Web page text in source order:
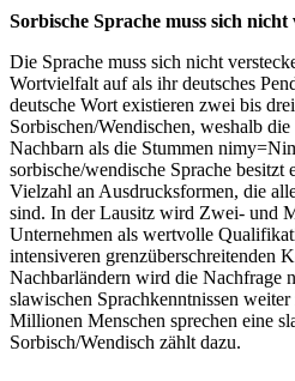
Sorbische Sprache muss sich nicht
Die Sprache muss sich nicht
Wortvielfalt auf als ihr deutsches
deutsche Wort existieren zwei bis
Sorbischen/Wendischen, weshalb
Nachbarn als die Stummen
sorbische/wendische Sprache
Vielzahl an Ausdrucksformen, die
sind. In der Lausitz wird Zwei- und
Unternehmen als wertvolle
intensiveren grenzüberschreitenden
Nachbarländern wird die Nachfrage
slawischen Sprachkenntnissen
Millionen Menschen sprechen eine
Sorbisch/Wendisch zählt dazu.